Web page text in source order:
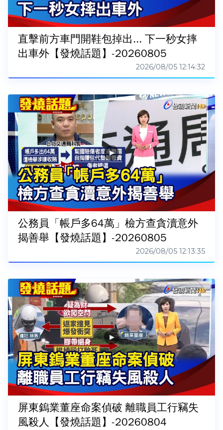
直擊前方車門開鞋包掉出... 下一秒女摔
出車外【發燒話題】-20260805
2026/08/05 12:14:32
公務員「帳戶多64萬」檢方查貪瀆意外
揭善舉【發燒話題】-20260805
2026/08/05 12:13:35
屏東鎢業董座命案偵破 離職員工行竊失
風殺人【發燒話題】-20260804